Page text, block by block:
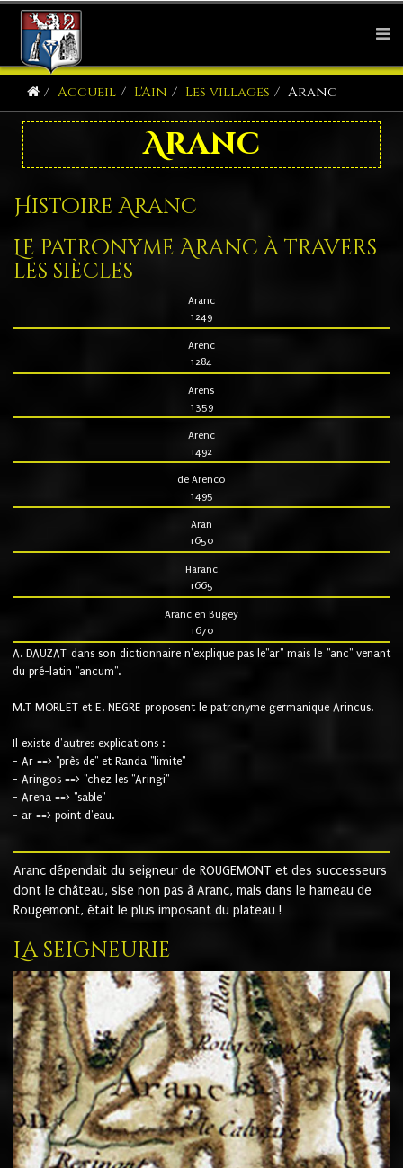
Accueil L'Ain Les villages Aranc
Aranc
Histoire Aranc
Le patronyme Aranc à travers
les siècles
Aranc
1249
Arenc
1284
Arens
1359
Arenc
1492
de Arenco
1495
Aran
1650
Haranc
1665
Aranc en Bugey
1670
A. DAUZAT dans son dictionnaire n'explique pas le"ar" mais le "anc" venant
du pré-latin "ancum".
M.T MORLET et E. NEGRE proposent le patronyme germanique Arincus.
Il existe d'autres explications :
- Ar ==> "près de" et Randa "limite"
- Aringos ==> "chez les "Aringi"
- Arena ==> "sable"
- ar ==> point d'eau.
Aranc dépendait du seigneur de ROUGEMONT et des successeurs
dont le château, sise non pas à Aranc, mais dans le hameau de
Rougemont, était le plus imposant du plateau !
La seigneurie